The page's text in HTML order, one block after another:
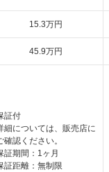
15.3万円
45.9万円
証付
細については、販売店に
確認ください。
証期間：1ヶ月
証距離：無制限